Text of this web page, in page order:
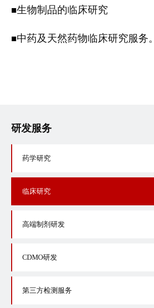
研发服务
药学研究
临床研究
高端制剂研发
CDMO研发
第三方检测服务
■生物制品的临床研究
■中药及天然药物临床研究服务。